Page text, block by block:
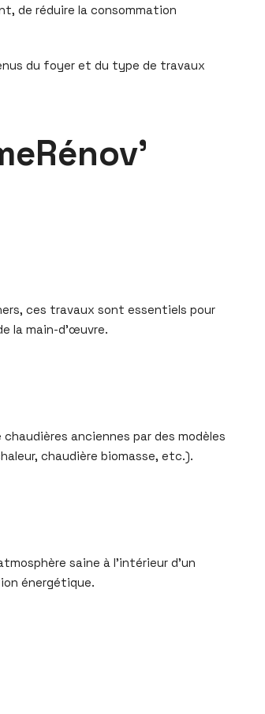
de réduire la consommation
du foyer et du type de travaux
ces travaux sont essentiels pour
la main-d’œuvre.
anciennes par des modèles
chaudière biomasse, etc.).
saine à l’intérieur d’un
énergétique.